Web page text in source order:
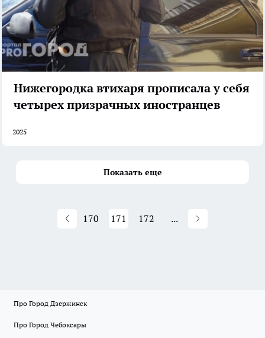
Нижегородка втихаря прописала у себя
четырех призрачных иностранцев
2025
Показать еще
170 171 172 ...
Про Город Дзержинск
Про Город Чебоксары